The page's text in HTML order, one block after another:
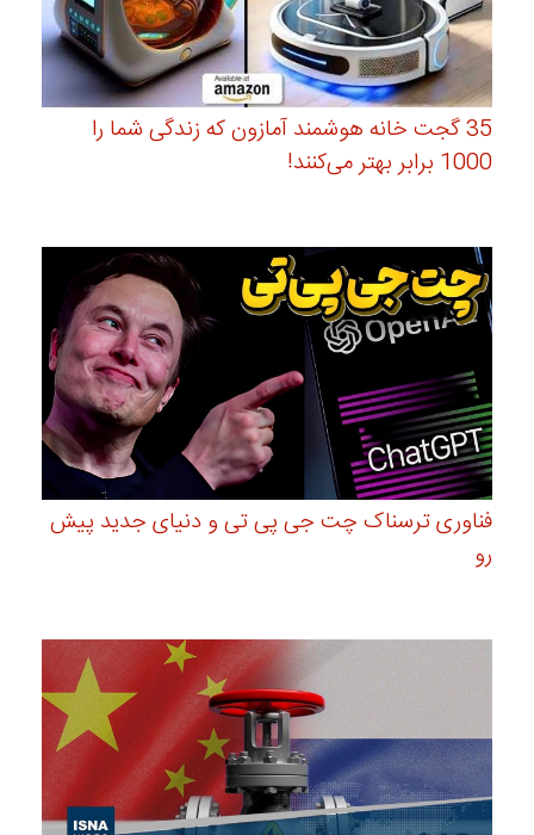
35 گجت خانه هوشمند آمازون که زندگی شما را
1000 برابر بهتر می‌کنند!
فناوری ترسناک چت جی پی تی و دنیای جدید پیش
رو